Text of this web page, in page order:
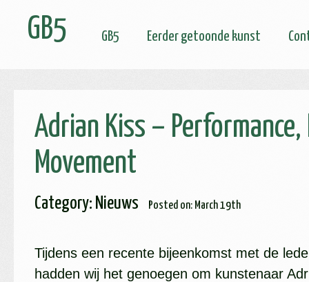
GB5 GB5 Eerder getoonde kunst
Adrian Kiss –
Movement
Category: Nieuws Posted on: March 19th
Tijdens een recente bijeenkomst met de
hadden wij het genoegen om kunstenaar